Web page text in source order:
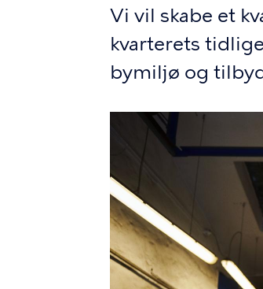
Vi vil skabe et
kvarterets
bymiljø og